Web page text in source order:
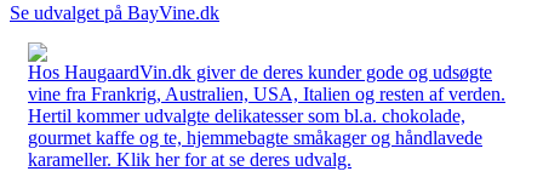
Se udvalget på BayVine.dk
Hos HaugaardVin.dk giver de deres kunder gode og udsøgte
vine fra Frankrig, Australien, USA, Italien og resten af verden.
Hertil kommer udvalgte delikatesser som bl.a. chokolade,
gourmet kaffe og te, hjemmebagte småkager og håndlavede
karameller. Klik her for at se deres udvalg.